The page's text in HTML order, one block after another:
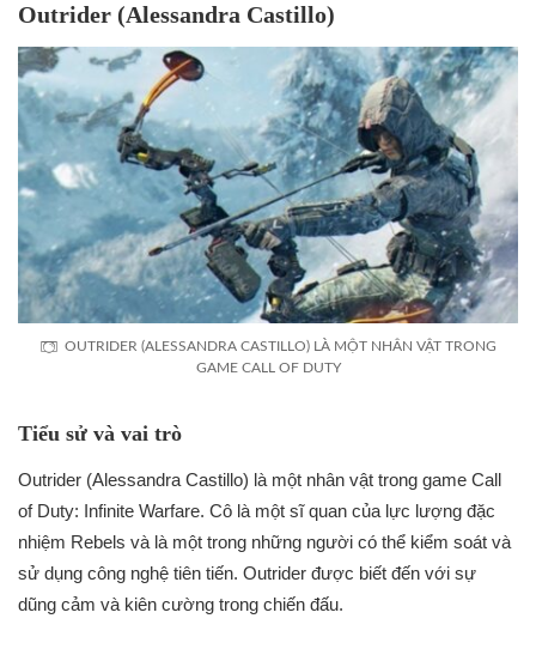
Outrider (Alessandra Castillo)
OUTRIDER (ALESSANDRA CASTILLO) LÀ MỘT NHÂN VẬT TRONG
GAME CALL OF DUTY
Tiểu sử và vai trò
Outrider (Alessandra Castillo) là một nhân vật trong game Call
of Duty: Infinite Warfare. Cô là một sĩ quan của lực lượng đặc
nhiệm Rebels và là một trong những người có thể kiểm soát và
sử dụng công nghệ tiên tiến. Outrider được biết đến với sự
dũng cảm và kiên cường trong chiến đấu.